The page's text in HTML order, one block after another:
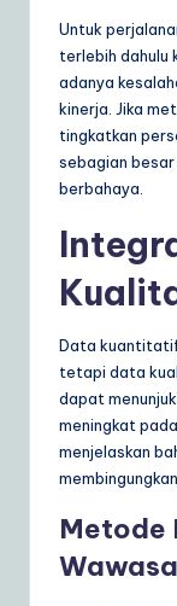
Untuk
terlebih dahulu
adanya
kinerja. Jika
tingkatkan
sebagian besar
berbahaya.
Data
tetapi data
dapat
meningkat
menjelaskan
Metode